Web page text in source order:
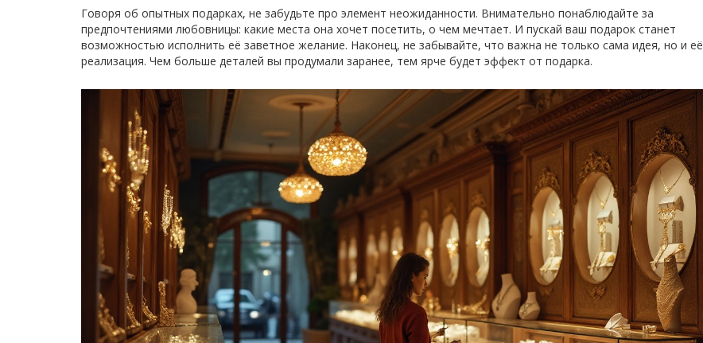
Говоря об опытных подарках, не забудьте про элемент неожиданности. Внимательно понаблюдайте за
предпочтениями любовницы: какие места она хочет посетить, о чем мечтает. И пускай ваш подарок станет
возможностью исполнить её заветное желание. Наконец, не забывайте, что важна не только сама идея, но и её
реализация. Чем больше деталей вы продумали заранее, тем ярче будет эффект от подарка.